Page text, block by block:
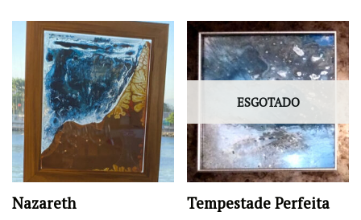
Nazareth
ESGOTADO
Tempestade Perfeita